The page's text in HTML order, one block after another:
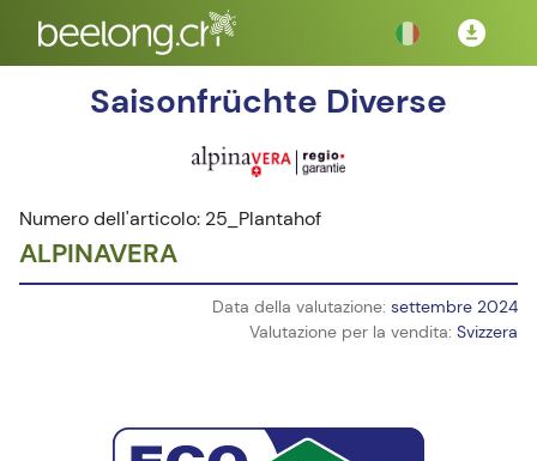
Saisonfrüchte Diverse
Numero dell'articolo: 25_Plantahof
ALPINAVERA
Data della valutazione: settembre 2024
Valutazione per la vendita: Svizzera